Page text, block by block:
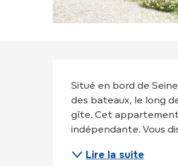
Situé en bord de
des bateaux, le long
gîte. Cet
indépendante. Vous
Lire la suite